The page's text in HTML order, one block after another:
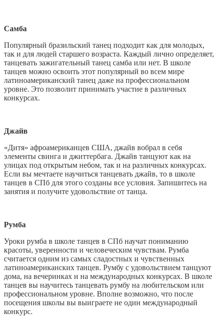
Самба
Популярный бразильский танец подходит как для молодых,
так и для людей старшего возраста. Каждый лично определяет,
танцевать зажигательный танец самба или нет. В школе
танцев можно освоить этот популярный во всем мире
латиноамериканский танец даже на профессиональном
уровне. Это позволит принимать участие в различных
конкурсах.
Джайв
«Дитя» афроамериканцев США, джайв вобрал в себя
элементы свинга и джиттербага. Джайв танцуют как на
улицах под открытым небом, так и на различных конкурсах.
Если вы мечтаете научиться танцевать джайв, то в школе
танцев в СПб для этого созданы все условия. Запишитесь на
занятия и получите удовольствие от танца.
Румба
Уроки румба в школе танцев в СПб научат пониманию
красоты, уверенности и человеческим чувствам. Румба
считается одним из самых сладостных и чувственных
латиноамериканских танцев. Румбу с удовольствием танцуют
дома, на вечеринках и на международных конкурсах. В школе
танцев вы научитесь танцевать румбу на любительском или
профессиональном уровне. Вполне возможно, что после
посещения школы вы выиграете не один международный
конкурс.